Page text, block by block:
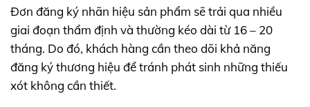
Đơn đăng ký nhãn hiệu sản phẩm sẽ trải qua nhiều
giai đoạn thẩm định và thường kéo dài từ 16 – 20
tháng. Do đó, khách hàng cần theo dõi khả năng
đăng ký thương hiệu để tránh phát sinh những thiếu
xót không cần thiết.